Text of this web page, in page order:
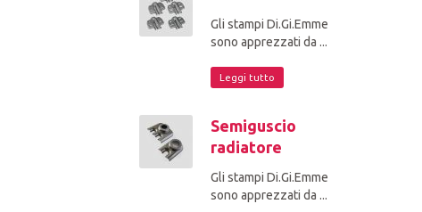
Gli stampi Di.Gi.Emme
sono apprezzati da ...
Leggi tutto
Semiguscio
radiatore
Gli stampi Di.Gi.Emme
sono apprezzati da ...